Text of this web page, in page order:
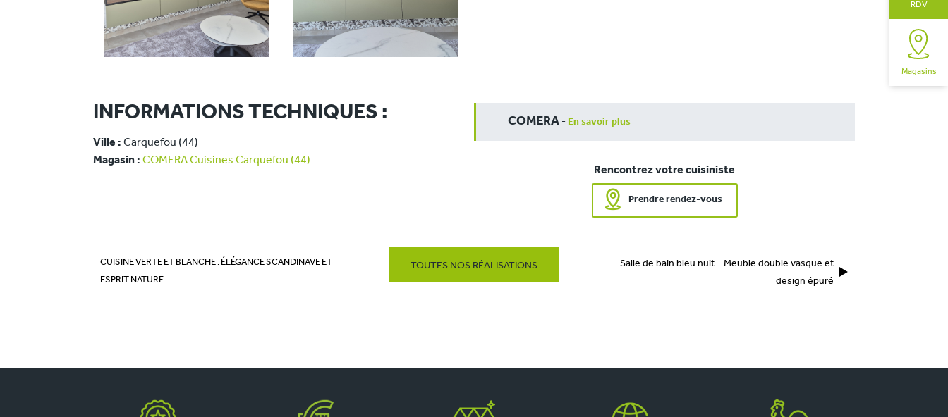
RDV
Magasins
INFORMATIONS TECHNIQUES :
Ville : Carquefou (44)
Magasin : COMERA Cuisines Carquefou (44)
COMERA - En savoir plus
Rencontrez votre cuisiniste
Prendre rendez-vous
CUISINE VERTE ET BLANCHE : ÉLÉGANCE SCANDINAVE ET
ESPRIT NATURE
TOUTES NOS RÉALISATIONS
Salle de bain bleu nuit – Meuble double vasque et
design épuré